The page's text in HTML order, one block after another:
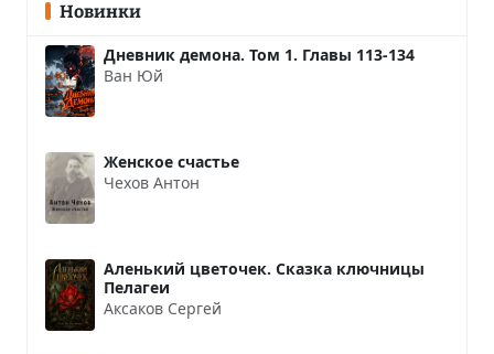
Новинки
Дневник демона. Том 1. Главы 113-134
Ван Юй
Женское счастье
Чехов Антон
Аленький цветочек. Сказка ключницы
Пелагеи
Аксаков Сергей